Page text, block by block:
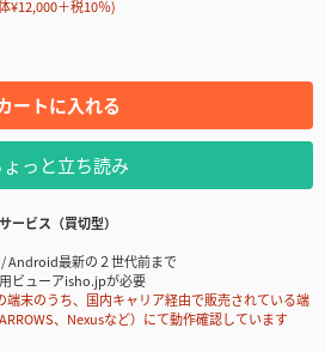
¥12,000＋税10％)
ートに入れる
ょっと立ち読み
ービス（買切型）
Android最新の２世代前まで
ビューアisho.jpが必要
末のうち、国内キャリア経由で販売されている端
、Nexusなど）にて動作確認しています